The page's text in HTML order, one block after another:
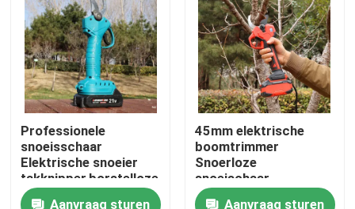
Thuis
Producten
Video's
Professionele
snoeisschaar
Elektrische snoeier
takknipper,borstelloze
25V draadloze
Aanvraag sturen
45mm elektrische
boomtrimmer
Snoerloze
snoeischaar
Borstelloze motor
Aanvraag sturen